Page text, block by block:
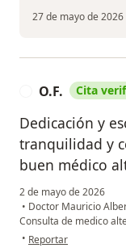
27 de mayo de 2026
O.F. Cita
Dedicación y
tranquilidad y
buen médico
2 de mayo de 2026
• Doctor Mauricio
Consulta de medico
• en opinión del usuario
Reportar